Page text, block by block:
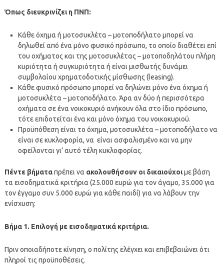
Όπως διευκρινίζει η ΠΝΠ:
Κάθε όχημα ή μοτοσυκλέτα – μοτοποδήλατο μπορεί να
δηλωθεί από ένα μόνο φυσικό πρόσωπο, το οποίο διαθέτει επί
του οχήματος και της μοτοσυκλέτας – μοτοποδηλάτου πλήρη
κυριότητα ή συγκυριότητα ή είναι μισθωτής δυνάμει
συμβολαίου χρηματοδοτικής μίσθωσης (leasing).
Κάθε φυσικό πρόσωπο μπορεί να δηλώνει μόνο ένα όχημα ή
μοτοσυκλέτα – μοτοποδήλατο. Άρα αν δύο ή περισσότερα
οχήματα σε ένα νοικοκυριό ανήκουν όλα στο ίδιο πρόσωπο,
τότε επιδοτείται ένα και μόνο όχημα του νοικοκυριού.
Προϋπόθεση είναι το όχημα, μοτοσυκλέτα – μοτοποδήλατο να
είναι σε κυκλοφορία, να είναι ασφαλισμένο και να μην
οφείλονται γι’ αυτό τέλη κυκλοφορίας.
Πέντε βήματαπρέπει να ακολουθήσουν οι δικαιούχοιμε βάση
τα εισοδηματικά κριτήρια (25.000 ευρώ για τον άγαμο, 35.000 για
τον έγγαμο συν 5.000 ευρώ για κάθε παιδί) για να λάβουν την
ενίσχυση:
Βήμα 1. Επιλογή με εισοδηματικά κριτήρια.
Πριν οποιαδήποτε κίνηση, ο πολίτης ελέγχει και επιβεβαιώνει ότι
πληροί τις προϋποθέσεις.